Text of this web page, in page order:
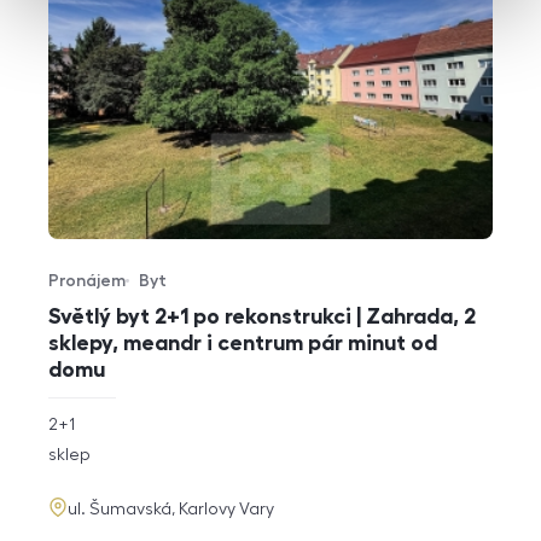
Světlý byt 2+1 po rekonstrukci | Zahrada, 2
sklepy, meandr i centrum pár minut od
domu
Typ nabídky
Pronájem
Typ nemovitosti
Byt
rozměry
2+1
funkce
sklep
adresa
ul. Šumavská, Karlovy Vary